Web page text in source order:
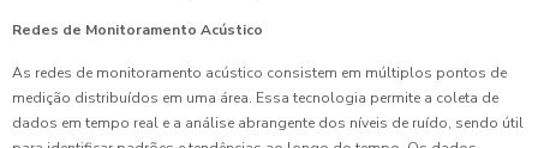
Redes de Monitoramento Acústico
As redes de monitoramento acústico consistem em múltiplos pontos de
medição distribuídos em uma área. Essa tecnologia permite a coleta de
dados em tempo real e a análise abrangente dos níveis de ruído, sendo útil